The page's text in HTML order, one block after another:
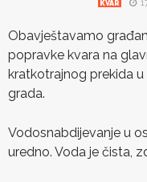
KVAR
Obavještavamo
popravke kvara na
kratkotrajnog prekida
grada.
Vodosnabdijevanje u
uredno. Voda je čista,